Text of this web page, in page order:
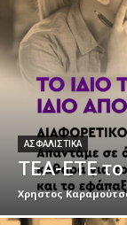
ΑΣΦΑΛΙΣΤΙΚΑ
ΤΕΑ-ΕΤΕ
Χρηστος